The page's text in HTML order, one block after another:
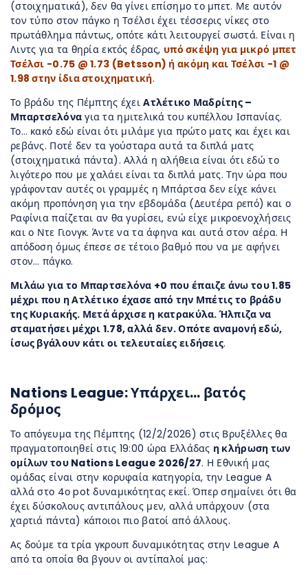
(στοιχηματικά), δεν θα γίνει επίσημο το μπετ. Με αυτόν
τον τύπο στον πάγκο η Τσέλσι έχει τέσσερις νίκες στο
πρωτάθλημα πάντως, οπότε κάτι λειτουργεί σωστά. Είναι η
Λιντς για τα θηρία εκτός έδρας, υπό σκέψη για μικρό μπετ
Τσέλσι -0.75 @ 1.73 (Betsson) ή ακόμη και Τσέλσι -1 @
1.98 στην ίδια στοιχηματική.
Το βράδυ της Πέμπτης έχειΑτλέτικο Μαδρίτης –
Μπαρτσελόνα για τα ημιτελικά του κυπέλλου Ισπανίας.
Το… κακό εδώ είναι ότι μιλάμε για πρώτο ματς και έχει και
ρεβάνς. Ποτέ δεν τα γούσταρα αυτά τα διπλά ματς
(στοιχηματικά πάντα). Αλλά η αλήθεια είναι ότι εδώ το
λιγότερο που με χαλάει είναι τα διπλά ματς. Την ώρα που
γράφονταν αυτές οι γραμμές η Μπάρτσα δεν είχε κάνει
ακόμη προπόνηση για την εβδομάδα (Δευτέρα ρεπό) και ο
Ραφίνια παίζεται αν θα γυρίσει, ενώ είχε μικροενοχλήσεις
και ο Ντε Γιονγκ. Άντε να τα άφηνα και αυτά στον αέρα. Η
απόδοση όμως έπεσε σε τέτοιο βαθμό που να με αφήνει
στον… πάγκο.
Μιλάω για το Μπαρτσελόνα +0 που έπαιζε άνω του 1.85
μέχρι που η Ατλέτικο έχασε από την Μπέτις το βράδυ
της Κυριακής. Μετά άρχισε η κατρακύλα. Ήλπιζα να
σταματήσει μέχρι 1.78, αλλά δεν. Οπότε αναμονή εδώ,
ίσως βγάλουν κάτι οι τελευταίες ειδήσεις.
Nations League: Υπάρχει… βατός
δρόμος
Το απόγευμα της Πέμπτης (12/2/2026) στις Βρυξέλλες θα
πραγματοποιηθεί στις 19:00 ώρα Ελλάδας η κλήρωση των
ομίλων του Nations League 2026/27. Η Εθνική μας
ομάδας είναι στην κορυφαία κατηγορία, την League A
αλλά στο 4ο pot δυναμικότητας εκεί. Όπερ σημαίνει ότι θα
έχει δύσκολους αντιπάλους μεν, αλλά υπάρχουν (στα
χαρτιά πάντα) κάποιοι πιο βατοί από άλλους.
Ας δούμε τα τρία γκρουπ δυναμικότητας στην League A
από τα οποία θα βγουν οι αντίπαλοί μας: